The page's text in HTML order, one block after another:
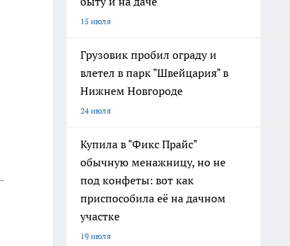
15 июля
Грузовик пробил ограду и
влетел в парк "Швейцария" в
Нижнем Новгороде
24 июля
Купила в "Фикс Прайс"
обычную менажницу, но не
под конфеты: вот как
приспособила её на дачном
участке
19 июля